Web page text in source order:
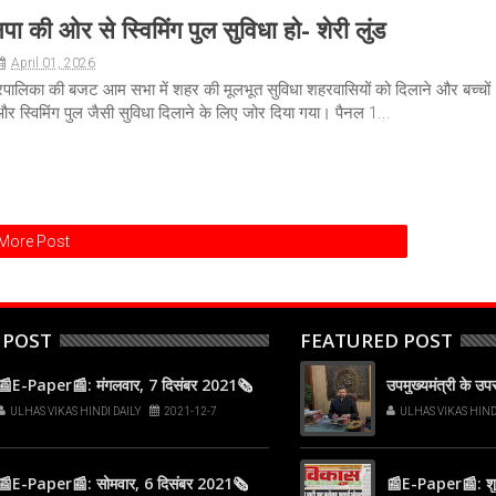
की ओर से स्विमिंग पुल सुविधा हो- शेरी लुंड
April 01, 2026
की बजट आम सभा में शहर की मूलभूत सुविधा शहरवासियों को दिलाने और बच्चों
पुल जैसी सुविधा दिलाने के लिए जोर दिया गया। पैनल 1...
Post
Paper📰: मंगलवार, 7 दिसंबर 2021🗞
ULHAS VIKAS HINDI DAILY 2021-12-7
Paper📰: सोमवार, 6 दिसंबर 2021🗞
FEATURED POST
उपमुख्यमंत्री के
ULHAS VIKAS
📰E-Paper📰: